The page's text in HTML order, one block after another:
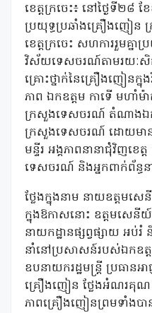
ខេត្តក្រចេះ៖​ នៅថ្ងៃទី២៨
ប្រយុទ្ធប្រឆាំងគ្រឿងញៀន
ខេត្តក្រចេះ សហការរួមគ្នា
វិស័យទេសចរណ៍តាមរយៈសិក្
គ្រោះថ្នាក់នៃគ្រឿងញៀន
ភាព ឯកឧត្តម កាទើ មហាំ
ក្រសួងទេសចរណ៍ តំណាងឯក
ក្រសួងទេសចរណ៍ ដោយមា
មន្ទីរ អង្គភាពនានាជុំវិញខ
ទេសចរណ៍ និងអ្នកពាក់ព័ន្ធន
ថ្លែងក្នុងនាម នាយឧត្តមសេ
ក្នុងឱកាសនោះ ឧត្តមសេ
នាយកដ្ឋានផ្សព្វផ្សាយ អប់
នាំនៅប្រសាសន៍របស់ឯកឧត្
ឧបនាយករដ្ឋមន្ត្រី ប្រធានអា
គ្រឿងញៀន ថ្លែងអំណរគុណ និ
ភាពគ្រឿងញៀនព្រមទាំងបា